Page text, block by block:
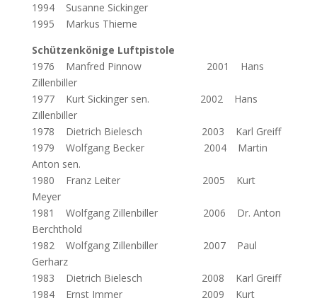
1994 Susanne Sickinger
1995 Markus Thieme
Schützenkönige Luftpistole
1976 Manfred Pinnow
2001 Hans
Zillenbiller
1977 Kurt Sickinger sen. 2002 Hans
Zillenbiller
1978 Dietrich Bielesch 2003 Karl Greiff
1979 Wolfgang Becker 2004 Martin
Anton sen.
1980 Franz Leiter 2005 Kurt
Meyer
1981 Wolfgang Zillenbiller 2006 Dr. Anton
Berchthold
1982 Wolfgang Zillenbiller 2007 Paul
Gerharz
1983 Dietrich Bielesch 2008 Karl Greiff
1984 Ernst Immer 2009 Kurt